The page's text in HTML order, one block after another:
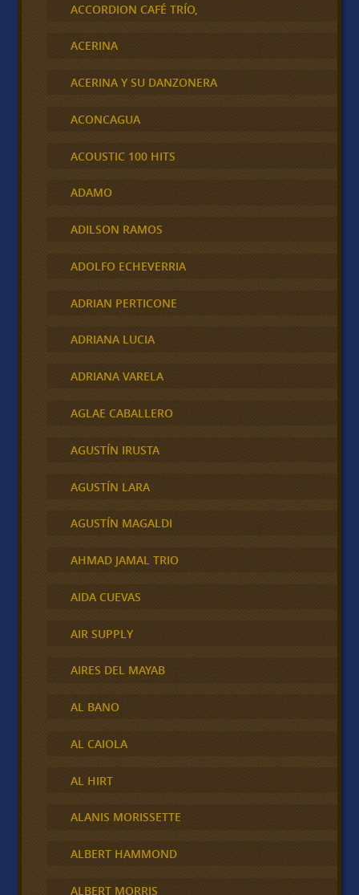
ACCORDION CAFÉ TRÍO,
ACERINA
ACERINA Y SU DANZONERA
ACONCAGUA
ACOUSTIC 100 HITS
ADAMO
ADILSON RAMOS
ADOLFO ECHEVERRIA
ADRIAN PERTICONE
ADRIANA LUCIA
ADRIANA VARELA
AGLAE CABALLERO
AGUSTÍN IRUSTA
AGUSTÍN LARA
AGUSTÍN MAGALDI
AHMAD JAMAL TRIO
AIDA CUEVAS
AIR SUPPLY
AIRES DEL MAYAB
AL BANO
AL CAIOLA
AL HIRT
ALANIS MORISSETTE
ALBERT HAMMOND
ALBERT MORRIS